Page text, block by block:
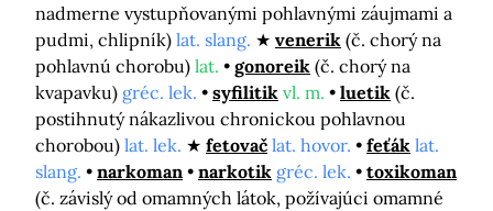
nadmerne vystupňovanými pohlavnými záujmami a
pudmi, chlipník) lat. slang. venerik (č. chorý na
pohlavnú chorobu) lat. gonoreik (č. chorý na
kvapavku) gréc. lek. syfilitik vl. m. luetik (č.
postihnutý nákazlivou chronickou pohlavnou
chorobou) lat. lek. fetovač lat. hovor. feťák lat.
slang.
narkoman narkotik gréc. lek.
toxikoman
(č. závislý od omamných látok, požívajúci omamné